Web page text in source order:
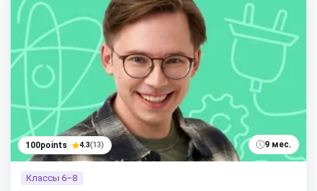
100points 4.3(13) 9 мес.
Классы 6–8